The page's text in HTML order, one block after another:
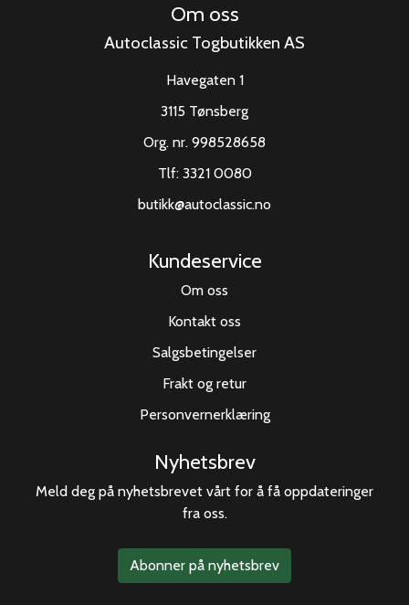
Om oss
Autoclassic Togbutikken AS
Havegaten 1
3115 Tønsberg
Org. nr. 998528658
Tlf: 3321 0080
butikk@autoclassic.no
Kundeservice
Om oss
Kontakt oss
Salgsbetingelser
Frakt og retur
Personvernerklæring
Nyhetsbrev
Meld deg på nyhetsbrevet vårt for å få oppdateringer
fra oss.
Abonner på nyhetsbrev